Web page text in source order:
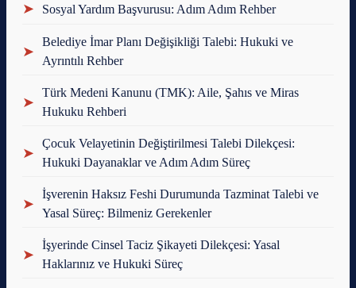
➤ Sosyal Yardım Başvurusu: Adım Adım Rehber
➤
Belediye İmar Planı Değişikliği Talebi: Hukuki ve
Ayrıntılı Rehber
➤
Türk Medeni Kanunu (TMK): Aile, Şahıs ve Miras
Hukuku Rehberi
➤
Çocuk Velayetinin Değiştirilmesi Talebi Dilekçesi:
Hukuki Dayanaklar ve Adım Adım Süreç
➤
İşverenin Haksız Feshi Durumunda Tazminat Talebi ve
Yasal Süreç: Bilmeniz Gerekenler
➤
İşyerinde Cinsel Taciz Şikayeti Dilekçesi: Yasal
Haklarınız ve Hukuki Süreç